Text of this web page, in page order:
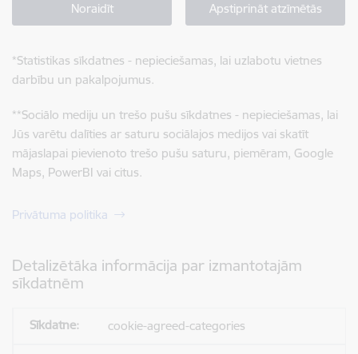
Noraidīt Apstiprināt atzīmētās
*Statistikas sīkdatnes - nepieciešamas, lai uzlabotu vietnes
darbību un pakalpojumus.
**Sociālo mediju un trešo pušu sīkdatnes - nepieciešamas, lai
Jūs varētu dalīties ar saturu sociālajos medijos vai skatīt
mājaslapai pievienoto trešo pušu saturu, piemēram, Google
Maps, PowerBI vai citus.
Privātuma politika
Detalizētāka informācija par izmantotajām
sīkdatnēm
cookie-agreed-categories